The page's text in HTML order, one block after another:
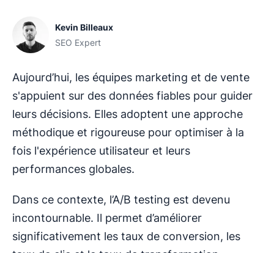
Kevin Billeaux
SEO Expert
Aujourd’hui, les équipes marketing et de vente
s'appuient sur des données fiables pour guider
leurs décisions. Elles adoptent une approche
méthodique et rigoureuse pour optimiser à la
fois l'expérience utilisateur et leurs
performances globales.
Dans ce contexte, l’A/B testing est devenu
incontournable. Il permet d’améliorer
significativement les taux de conversion, les